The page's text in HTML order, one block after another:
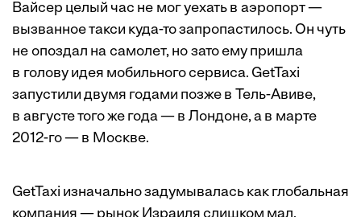
Вайсер целый час не мог уехать в аэропорт —
вызванное такси куда-то запропастилось. Он чуть
не опоздал на самолет, но зато ему пришла
в голову идея мобильного сервиса. GetTaxi
запустили двумя годами позже в Тель-Авиве,
в августе того же года — в Лондоне, а в марте
2012-го — в Москве.
GetTaxi изначально задумывалась как глобальная